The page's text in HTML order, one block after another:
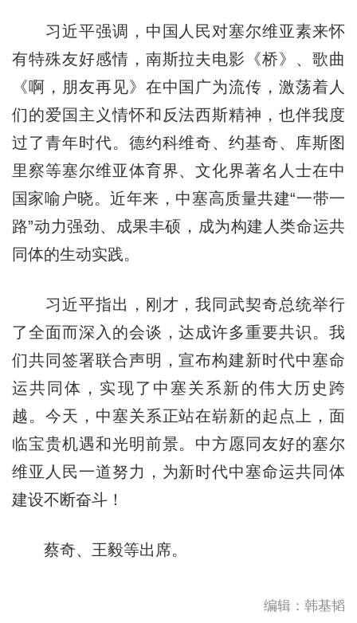
习近平强调，中国人民对塞尔维亚素来怀
有特殊友好感情，南斯拉夫电影《桥》、歌曲
《啊，朋友再见》在中国广为流传，激荡着人
们的爱国主义情怀和反法西斯精神，也伴我度
过了青年时代。德约科维奇、约基奇、库斯图
里察等塞尔维亚体育界、文化界著名人士在中
国家喻户晓。近年来，中塞高质量共建“一带一
路”动力强劲、成果丰硕，成为构建人类命运共
同体的生动实践。
习近平指出，刚才，我同武契奇总统举行
了全面而深入的会谈，达成许多重要共识。我
们共同签署联合声明，宣布构建新时代中塞命
运共同体，实现了中塞关系新的伟大历史跨
越。今天，中塞关系正站在崭新的起点上，面
临宝贵机遇和光明前景。中方愿同友好的塞尔
维亚人民一道努力，为新时代中塞命运共同体
建设不断奋斗！
蔡奇、王毅等出席。
编辑：韩基韬